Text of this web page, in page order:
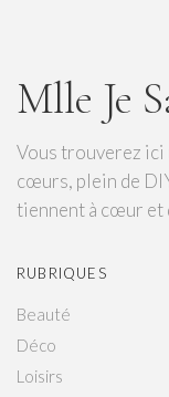
Mlle Je
Vous trouverez ici
cœurs, plein de
tiennent à cœur et
RUBRIQUES
Beauté
Déco
Loisirs